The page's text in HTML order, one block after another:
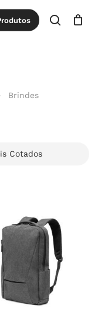
procurar
Close
Brindes